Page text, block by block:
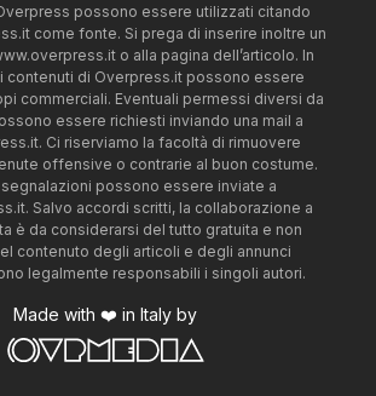
possono essere utilizzati citando
come fonte. Si prega di inserire inoltre un
o alla pagina dell’articolo. In
contenuti di Overpress.it possono essere
commerciali. Eventuali permessi diversi da
essere richiesti inviando una mail a
. Ci riserviamo la facoltà di rimuovere
offensive o contrarie al buon costume.
segnalazioni possono essere inviate a
. Salvo accordi scritti, la collaborazione a
è da considerarsi del tutto gratuita e non
contenuto degli articoli e degli annunci
legalmente responsabili i singoli autori.
Made with ❤️ in Italy by